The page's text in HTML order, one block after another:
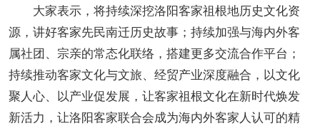
大家表示，将持续深挖洛阳客家祖根地历史文化资
源，讲好客家先民南迁历史故事；持续加强与海内外客
属社团、宗亲的常态化联络，搭建更多交流合作平台；
持续推动客家文化与文旅、经贸产业深度融合，以文化
聚人心、以产业促发展，让客家祖根文化在新时代焕发
新活力，让洛阳客家联合会成为海内外客家人认可的精